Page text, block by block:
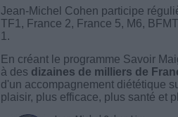
Jean-Michel Cohen participe
TF1, France 2, France 5, M6,
1.
En créant le programme Savoir
à des dizaines de milliers de
d'un accompagnement diététique
plaisir, plus efficace, plus santé et